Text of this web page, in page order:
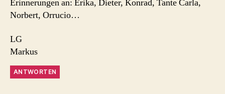
Erinnerungen an: Erika, Dieter, Konrad, Tante Carla,
Norbert, Orrucio…
LG
Markus
ANTWORTEN